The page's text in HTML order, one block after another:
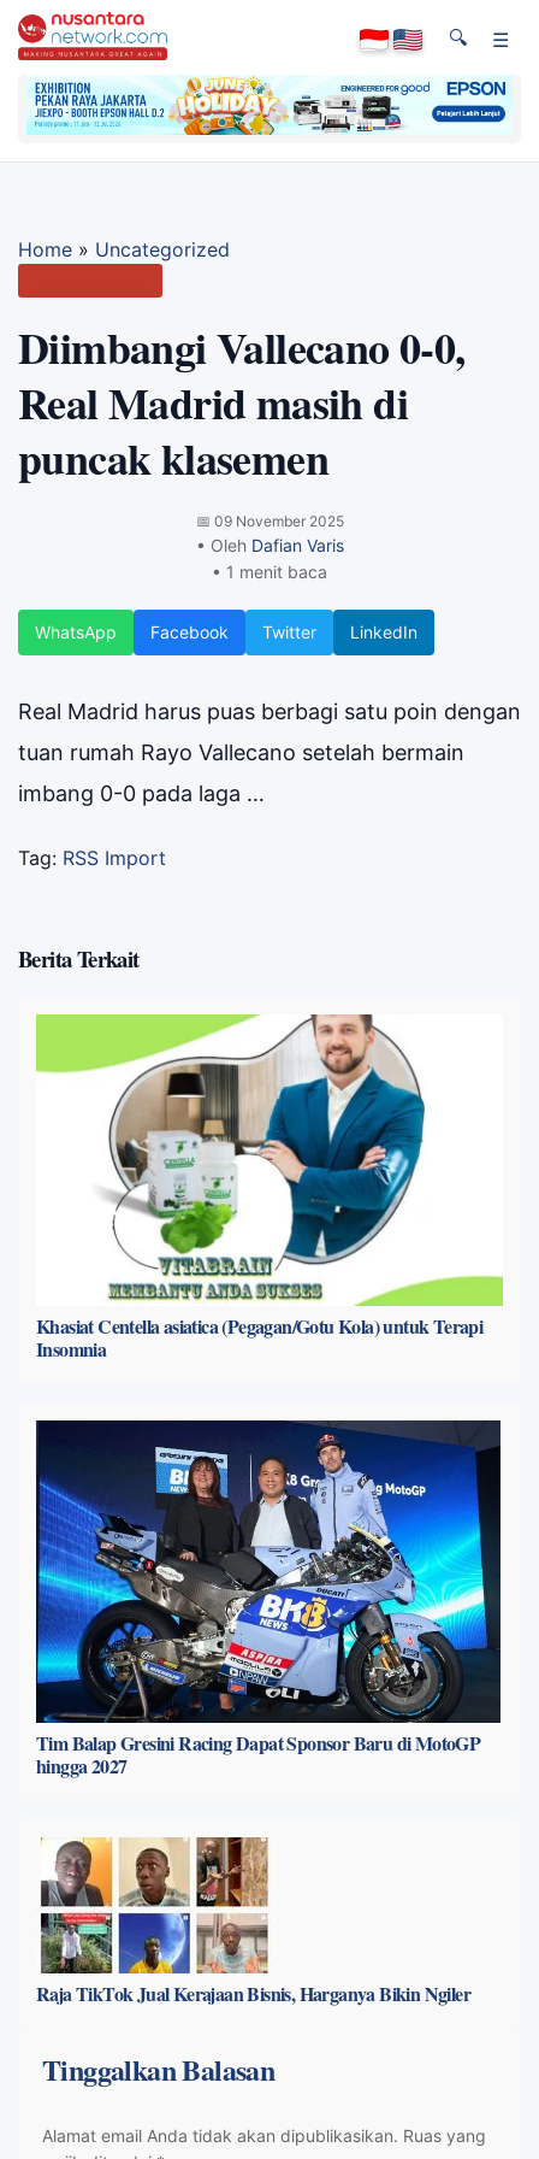
🔍 ☰
Home » Uncategorized
Diimbangi Vallecano 0-0,
Real Madrid masih di
puncak klasemen
📅 09 November 2025
• Oleh Dafian Varis
• 1 menit baca
WhatsApp Facebook Twitter LinkedIn
Real Madrid harus puas berbagi satu poin dengan
tuan rumah Rayo Vallecano setelah bermain
imbang 0-0 pada laga …
Tag: RSS Import
Berita Terkait
Khasiat Centella asiatica (Pegagan/Gotu Kola) untuk Terapi
Insomnia
Tim Balap Gresini Racing Dapat Sponsor Baru di MotoGP
hingga 2027
Raja TikTok Jual Kerajaan Bisnis, Harganya Bikin Ngiler
Tinggalkan Balasan
Alamat email Anda tidak akan dipublikasikan. Ruas yang